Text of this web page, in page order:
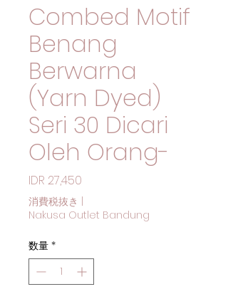
Combed Motif
Benang
Berwarna
(Yarn Dyed)
Seri 30 Dicari
Oleh Orang-
IDR 27,450
消費税抜き
Nakusa Outlet Bandung
数量 *